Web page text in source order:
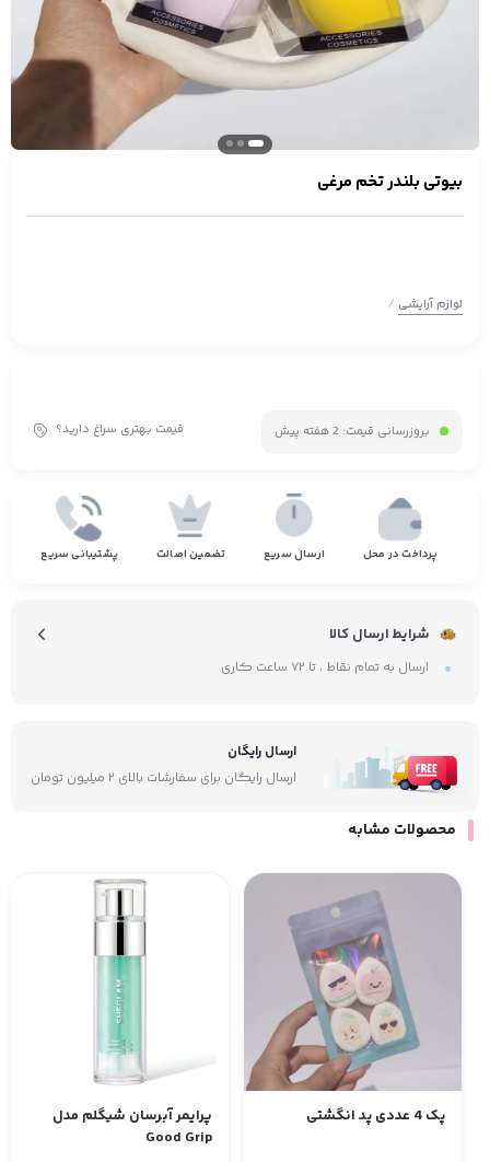
بیوتی بلندر تخم مرغی
لوازم آرایشی /
بروزرسانی قیمت: 2 هفته پیش قیمت بهتری سراغ دارید؟
پرداخت در محل ارسال سریع تضمین اصالت پشتیبانی سریع
شرایط ارسال کالا
ارسال به تمام نقاط ، تا ۷۲ ساعت کاری
ارسال رایگان
ارسال رایگان برای سفارشات بالای ۲ میلیون تومان
محصولات مشابه
پک 4 عددی پد انگشتی
پرایمر آبرسان شیگلم مدل
Good Grip